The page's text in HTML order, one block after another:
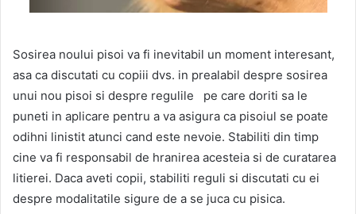
Sosirea noului pisoi va fi inevitabil un moment interesant,
asa ca discutati cu copiii dvs. in prealabil despre sosirea
unui nou pisoi si despre regulile pe care doriti sa le
puneti in aplicare pentru a va asigura ca pisoiul se poate
odihni linistit atunci cand este nevoie. Stabiliti din timp
cine va fi responsabil de hranirea acesteia si de curatarea
litierei. Daca aveti copii, stabiliti reguli si discutati cu ei
despre modalitatile sigure de a se juca cu pisica.